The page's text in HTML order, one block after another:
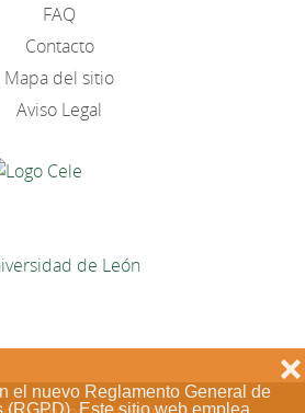
el nuevo Reglamento General de
(RGPD). Este sitio web emplea
❌
FAQ
Contacto
Mapa del sitio
Aviso Legal